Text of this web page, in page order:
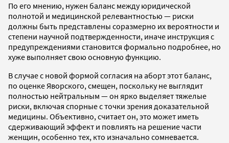
По его мнению, нужен баланс между юридической
полнотой и медицинской релевантностью — риски
должны быть представлены соразмерно их вероятности и
степени научной подтвержденности, иначе инструкция с
предупреждениями становится формально подробнее, но
хуже выполняет свою основную функцию.
В случае с новой формой согласия на аборт этот баланс,
по оценке Яворского, смещен, поскольку не выглядит
полностью нейтральным — он ярко выделяет тяжелые
риски, включая спорные с точки зрения доказательной
медицины. Объективно, считает он, это может иметь
сдерживающий эффект и повлиять на решение части
женщин, особенно тех, кто изначально сомневается.